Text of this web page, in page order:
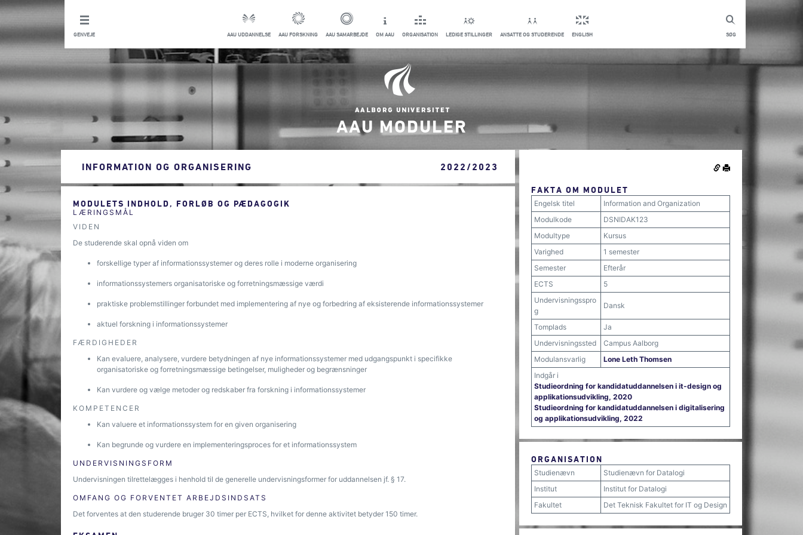
SØG
GENVEJE AAU UDDANNELSE AAU FORSKNING AAU SAMARBEJDE OM AAU ORGANISATION LEDIGE STILLINGER ANSATTE OG STUDERENDE ENGLISH
AAU MODULER
INFORMATION OG ORGANISERING 2022/2023
MODULETS INDHOLD, FORLØB OG PÆDAGOGIK
LÆRINGSMÅL
VIDEN
De studerende skal opnå viden om
forskellige typer af informationssystemer og deres rolle i moderne organisering
informationssystemers organisatoriske og forretningsmæssige værdi
praktiske problemstillinger forbundet med implementering af nye og forbedring af eksisterende informationssystemer
aktuel forskning i informationssystemer
FÆRDIGHEDER
Kan evaluere, analysere, vurdere betydningen af nye informationssystemer med udgangspunkt i specifikke
organisatoriske og forretningsmæssige betingelser, muligheder og begrænsninger
Kan vurdere og vælge metoder og redskaber fra forskning i informationssystemer
KOMPETENCER
Kan valuere et informationssystem for en given organisering
Kan begrunde og vurdere en implementeringsproces for et informationssystem
UNDERVISNINGSFORM
Undervisningen tilrettelægges i henhold til de generelle undervisningsformer for uddannelsen jf. § 17.
OMFANG OG FORVENTET ARBEJDSINDSATS
Det forventes at den studerende bruger 30 timer per ECTS, hvilket for denne aktivitet betyder 150 timer.
FAKTA OM MODULET
Engelsk titel
Information and Organization
Modulkode
DSNIDAK123
Modultype
Kursus
Varighed
1 semester
Semester
Efterår
ECTS
5
Undervisningsspro
g
Dansk
Tomplads
Ja
Undervisningssted
Campus Aalborg
Modulansvarlig
Lone Leth Thomsen
Indgår i
Studieordning for kandidatuddannelsen i it-design og
applikationsudvikling, 2020
Studieordning for kandidatuddannelsen i digitalisering
og applikationsudvikling, 2022
ORGANISATION
Studienævn
Studienævn for Datalogi
Institut
Institut for Datalogi
Fakultet
Det Teknisk Fakultet for IT og Design